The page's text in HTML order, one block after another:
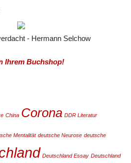
- Hermann Selchow
Ihrem Buchshop!
China Corona DDR Literatur
Mentalität deutsche Neurose deutsche
Deutschland Essay Deutschland